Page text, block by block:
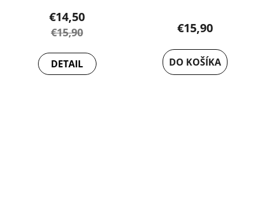
€14,50
€15,90
DETAIL
€15,90
DO KOŠÍKA